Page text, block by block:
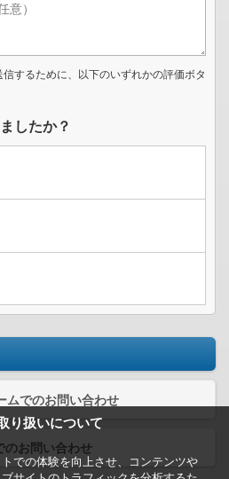
り扱いについて
での体験を向上させ、コンテンツや
するために、以下のいずれかの評価ボタ
したか？
ムでのお問い合わせ
のお問い合わせ